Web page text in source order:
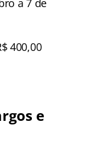
400,00
e